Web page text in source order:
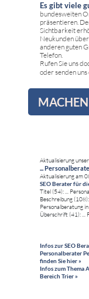
Es gibt viele
bundesweiten
präsentieren.
Sichtbarkeit
Neukunden
anderen guten
Telefon.
Rufen Sie uns
oder senden
Aktualisierung
...
Aktualisierung am
SEO Berater für
Titel (54): ...
Beschreibung
Personalberatung
Überschrift (41): ...
Infos zur SEO
Personalberater
finden Sie hier »
Infos zum Thema
Bereich Trier »